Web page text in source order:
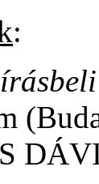
: